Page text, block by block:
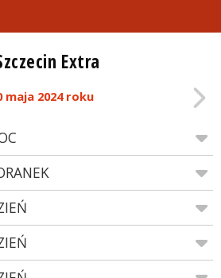
Extra
maja 2024 roku